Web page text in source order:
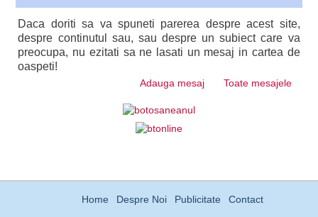
Daca doriti sa va spuneti parerea despre acest site,
despre continutul sau, sau despre un subiect care va
preocupa, nu ezitati sa ne lasati un mesaj in cartea de
oaspeti!
Adauga mesaj Toate mesajele
Home Despre Noi Publicitate Contact